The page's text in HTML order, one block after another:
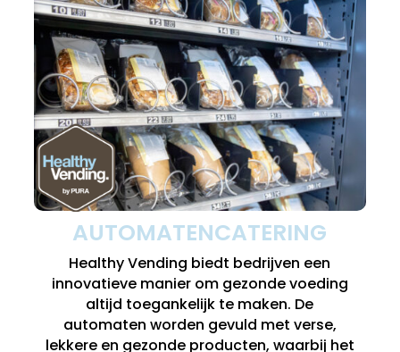
AUTOMATENCATERING
Healthy Vending biedt bedrijven een
innovatieve manier om gezonde voeding
altijd toegankelijk te maken. De
automaten worden gevuld met verse,
lekkere en gezonde producten, waarbij het